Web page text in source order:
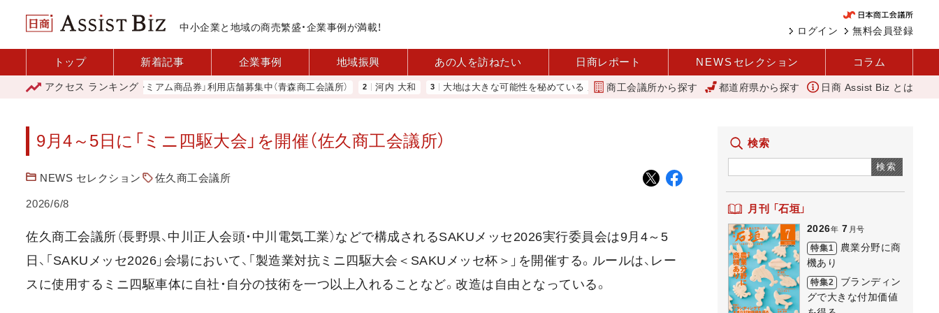
中小企業と地域の商売繁盛・企業事例が満載！ 無料会員登録
ログイン
トップ 新着記事 企業事例 地域振興 あの人を訪ねたい 日商レポート NEWS セレクション コラム
アクセス ランキング
「青森市プレミアム商品券」利用店舗募集中（青森商工会議所） 河内 大和 大地は大きな可能性を秘めている 農業分野に商機あり REACT アップルパイ 外国人雇用状況を公表 過去最多
商工会議所から探す 都道府県から探す 日商 Assist Biz とは
9月4～5日に「ミニ四駆大会」を開催（佐久商工会議所）
NEWS セレクション 佐久商工会議所
2026/6/8
佐久商工会議所（長野県、中川正人会頭・中川電気工業）などで構成されるSAKUメッセ2026実行委員会は9月4～5
日、「SAKUメッセ2026」会場において、「製造業対抗ミニ四駆大会＜SAKUメッセ杯＞」を開催する。ルールは、レー
スに使用するミニ四駆車体に自社・自分の技術を一つ以上入れることなど。改造は自由となっている。
検索
検索
月刊 「石垣」
2026年 7 月号
特集1
農業分野に商
機あり
特集2
ブランディン
グで大きな付加価値